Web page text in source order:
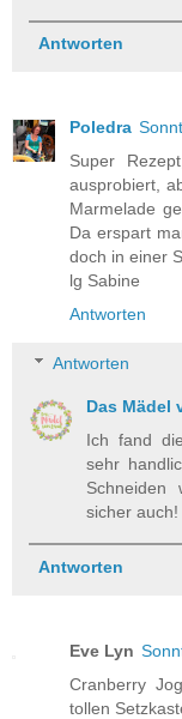
Antworten
Poledra
Super
ausprobiert,
Marmelade
Da erspart
doch in einer
lg Sabine
Antworten
Antworten
Das Mädel
Ich fand
sehr
Schneiden
sicher
Antworten
Eve Lyn
Cranberry
tollen